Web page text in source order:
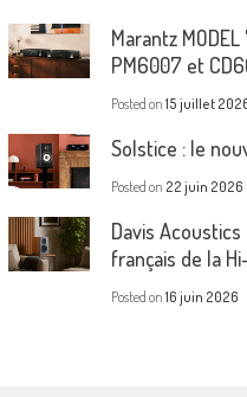
Marantz
PM6007 et
Posted on 15 juillet
Solstice : le
Posted on 22 juin 2026
Davis Acoustics
français de la
Posted on 16 juin 2026